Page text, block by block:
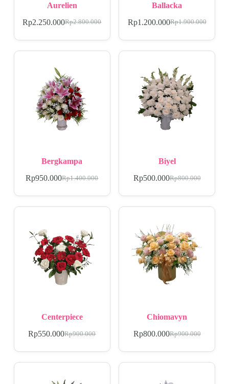
Aurelien
Rp2.800.000
Rp2.250.000
Ballacka
Rp1.900.000
Rp1.200.000
Bergkampa
Rp1.400.000
Rp950.000
Biyel
Rp800.000
Rp500.000
Centerpiece
Rp900.000
Rp550.000
Chiomavyn
Rp900.000
Rp800.000